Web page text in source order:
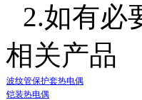
2.如有必
相关产品
波纹管保护套热电偶
铠装热电偶